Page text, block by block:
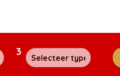
3